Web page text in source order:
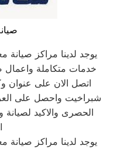
يوجد لدينا مراكز
خدمات متكاملة واعمال
اتصل الان على عنوان
شبراخيت واحصل على
الحصرى والاكيد لصيانة
يوجد لدينا مراكز